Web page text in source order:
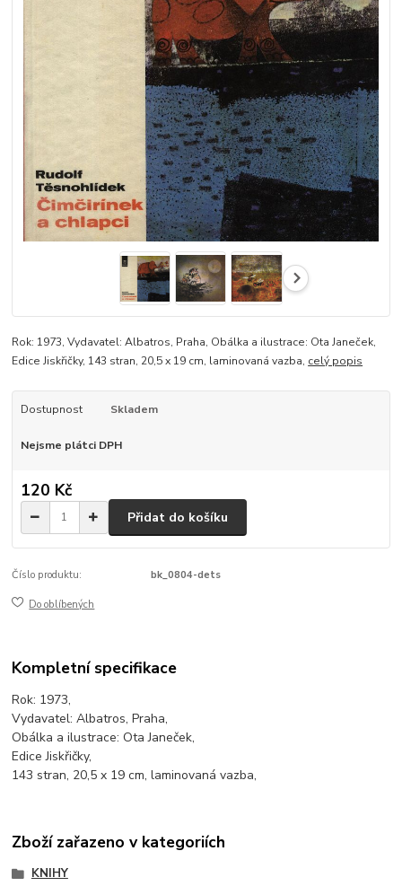
Rok: 1973, Vydavatel: Albatros, Praha, Obálka a ilustrace: Ota Janeček,
Edice Jiskřičky, 143 stran, 20,5 x 19 cm, laminovaná vazba, celý popis
Dostupnost Skladem
Nejsme plátci DPH
120 Kč
Přidat do košíku
Číslo produktu: bk_0804-dets
Do oblíbených
Kompletní specifikace
Rok: 1973,
Vydavatel: Albatros, Praha,
Obálka a ilustrace: Ota Janeček,
Edice Jiskřičky,
143 stran, 20,5 x 19 cm, laminovaná vazba,
Zboží zařazeno v kategoriích
KNIHY